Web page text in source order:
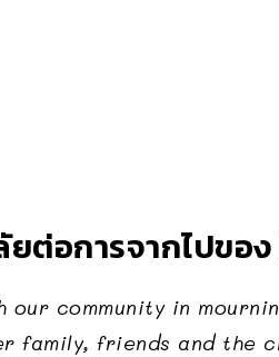
ยต่อการจากไปขอ
our community in
family, friends and the